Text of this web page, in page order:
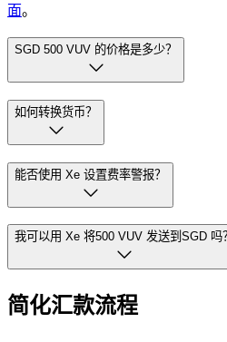
面。
SGD 500 VUV 的价格是多少？
如何转换货币？
能否使用 Xe 设置费率警报？
我可以用 Xe 将500 VUV 发送到SGD 吗？
简化汇款流程